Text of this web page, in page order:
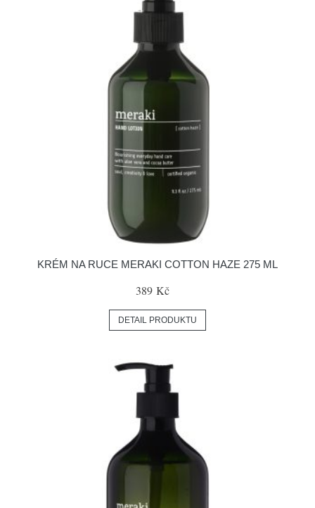
KRÉM NA RUCE MERAKI COTTON HAZE 275 ML
389 Kč
DETAIL PRODUKTU